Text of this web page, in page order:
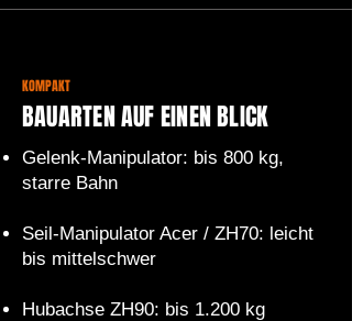
KOMPAKT
BAUARTEN AUF EINEN BLICK
Gelenk-Manipulator: bis 800 kg,
starre Bahn
Seil-Manipulator Acer / ZH70: leicht
bis mittelschwer
Hubachse ZH90: bis 1.200 kg